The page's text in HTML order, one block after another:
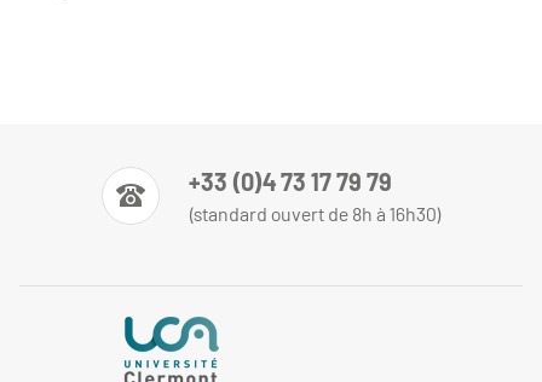
+33 (0)4 73 17 79 79
(standard ouvert de 8h à 16h30)